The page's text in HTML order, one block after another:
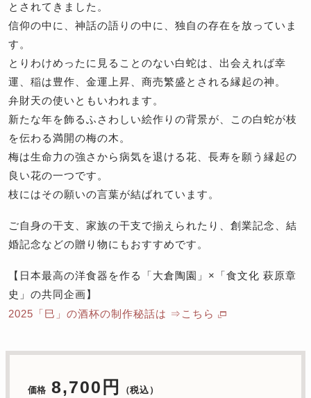
とされてきました。
信仰の中に、神話の語りの中に、独自の存在を放っていま
す。
とりわけめったに見ることのない白蛇は、出会えれば幸
運、稲は豊作、金運上昇、商売繁盛とされる縁起の神。
弁財天の使いともいわれます。
新たな年を飾るふさわしい絵作りの背景が、この白蛇が枝
を伝わる満開の梅の木。
梅は生命力の強さから病気を退ける花、長寿を願う縁起の
良い花の一つです。
枝にはその願いの言葉が結ばれています。
ご自身の干支、家族の干支で揃えられたり、創業記念、結
婚記念などの贈り物にもおすすめです。
【日本最高の洋食器を作る「大倉陶園」×「食文化 萩原章
史」の共同企画】
2025「巳」の酒杯の制作秘話は ⇒こちら
価格 8,700円 （税込）